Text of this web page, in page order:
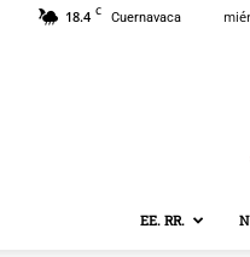
18.4 C Cuernavaca
EE. RR.